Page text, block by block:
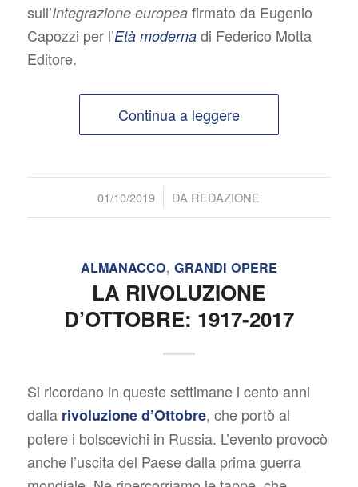
sull’Integrazione europeafirmato da Eugenio
Capozzi per l’Età modernadi Federico Motta
Editore.
Continua a leggere
01/10/2019
/ DA REDAZIONE
ALMANACCO, GRANDI OPERE
LA RIVOLUZIONE
D’OTTOBRE: 1917-2017
Si ricordano in queste settimane i cento anni
dalla rivoluzione d’Ottobre, che portò al
potere i bolscevichi in Russia. L’evento provocò
anche l’uscita del Paese dalla prima guerra